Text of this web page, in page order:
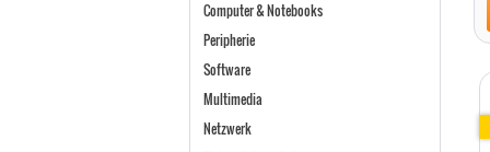
Computer & Notebooks
Peripherie
Software
Multimedia
Netzwerk